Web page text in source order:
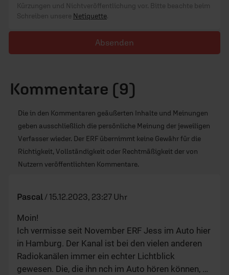
Kürzungen und Nichtveröffentlichung vor. Bitte beachte beim
Schreiben unsere Netiquette.
Absenden
Kommentare (9)
Die in den Kommentaren geäußerten Inhalte und Meinungen
geben ausschließlich die persönliche Meinung der jeweiligen
Verfasser wieder. Der ERF übernimmt keine Gewähr für die
Richtigkeit, Vollständigkeit oder Rechtmäßigkeit der von
Nutzern veröffentlichten Kommentare.
Pascal / 15.12.2023, 23:27 Uhr
Moin!
Ich vermisse seit November ERF Jess im Auto hier
in Hamburg. Der Kanal ist bei den vielen anderen
Radiokanälen immer ein echter Lichtblick
gewesen. Die, die ihn nch im Auto hören können, …